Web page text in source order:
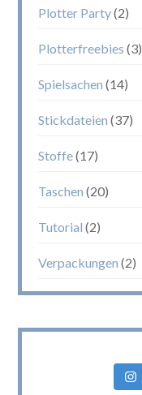
Plotter Party(2)
Plotterfreebies (3)
Spielsachen (14)
Stickdateien (37)
Stoffe(17)
Taschen (20)
Tutorial (2)
Verpackungen (2)